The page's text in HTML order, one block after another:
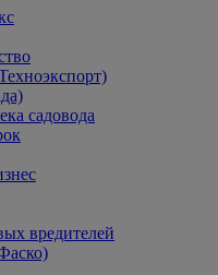
садовода
вредителей